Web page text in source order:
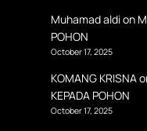
Muhamad aldion
POHON
October 17, 2025
KOMANG KRISNA
KEPADA POHON
October 17, 2025